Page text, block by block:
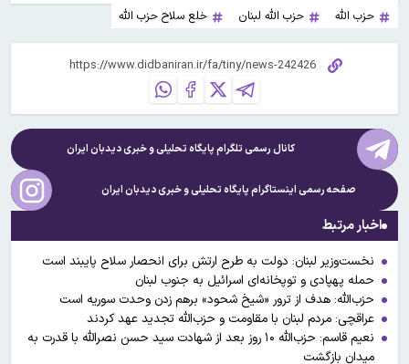
حزب الله حزب الله لبنان خلع سلاح حزب الله
کانال رسمی تلگرام پایگاه تحلیلی و خبریدیدبان ایران
صفحه رسمی اینستاگرام پایگاه تحلیلی و خبریدیدبان ایران
اخبار مرتبط
نخست‌وزیر لبنان: دولت به طرح ارتش برای انحصار سلاح پایبند است
حمله پهپادی و توپخانه‌ای اسرائیل به جنوب لبنان
حزب‌الله: هدف از ترور «شیخ شحود» برهم زدن وحدت سوریه است
عراقچی: مردم لبنان با مقاومت و حزب‌الله تجدید عهد کردند
نعیم قاسم: حزب‌الله ۱۰ روز بعد از شهادت سید حسن نصرالله با قدرت به
میدان بازگشت